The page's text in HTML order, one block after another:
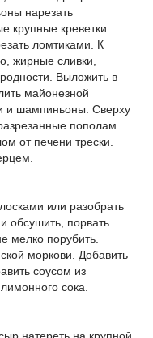
нарезать
крупные креветки
ломтиками. К
жирные сливки,
Выложить в
майонезной
и шампиньоны. Сверху
пополам
от печени трески.
или разобрать
обсушить, порвать
мелко порубить.
моркови. Добавить
соусом из
сока.